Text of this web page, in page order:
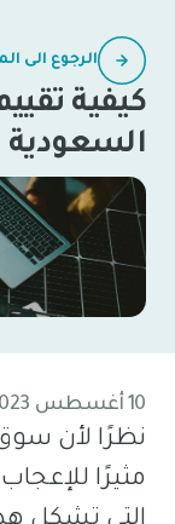
الرجوع الى
كيفية
السعودية
10 أغسطس 2023
نظرًا لأن
مثيرًا